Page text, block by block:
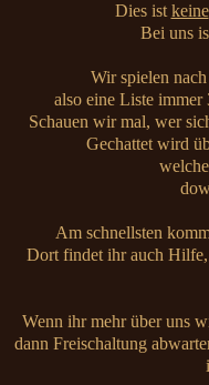
Dies ist keine
Bei uns
Wir spielen nach
also eine Liste immer
Schauen wir mal, wer
Gechattet wird
Am schnellsten
Dort findet ihr auch
Wenn ihr mehr über uns
dann Freischaltung